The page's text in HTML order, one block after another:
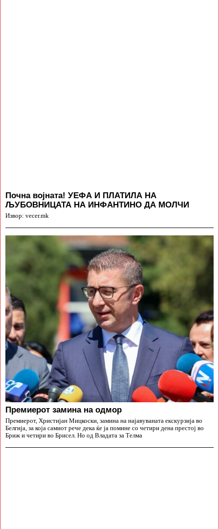
Почна војната! УЕФА И ПЛАТИЛА НА
ЉУБОВНИЦАТА НА ИНФАНТИНО ДА МОЛЧИ
Извор: vecer.mk
Премиерот замина на одмор
Премиерот, Христијан Мицкоски, замина на најавуваната екскурзија во
Белгија, за која самиот рече дека ќе ја помине со четири дена престој во
Бриж и четири во Брисел. Но од Владата за Телма